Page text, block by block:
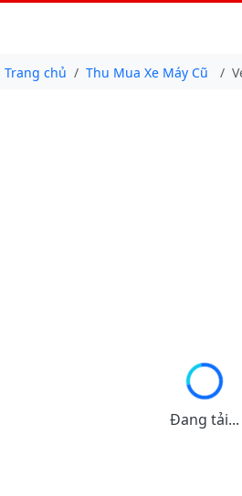
Trang chủ Thu Mua Xe Máy Cũ
Đang tải...